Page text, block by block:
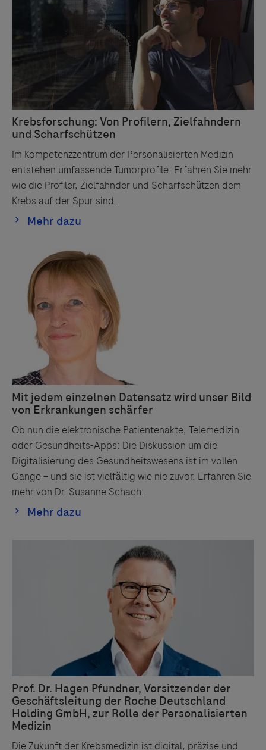
Links zu Websites Dritter werden im Sinne des
Servicegedankens angeboten. Der Herausgeber äußert
keine Meinung über den Inhalt von Websites Dritter und
lehnt ausdrücklich jegliche Verantwortung für
Drittinformationen und deren Verwendung ab.